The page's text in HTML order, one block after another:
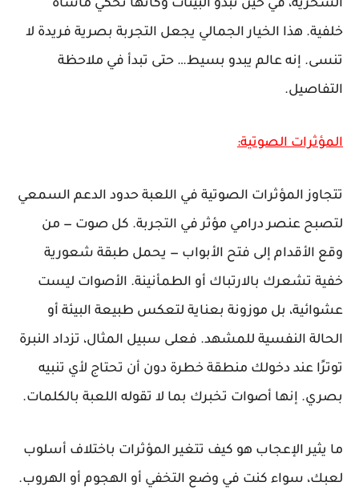
السخرية، في حين تبدو البيئات وكأنها تحكي مأساة
خلفية. هذا الخيار الجمالي يجعل التجربة بصرية فريدة لا
تنسى. إنه عالم يبدو بسيط… حتى تبدأ في ملاحظة
التفاصيل.
المؤثرات الصوتية:
تتجاوز المؤثرات الصوتية في اللعبة حدود الدعم السمعي
لتصبح عنصر درامي مؤثر في التجربة. كل صوت — من
وقع الأقدام إلى فتح الأبواب — يحمل طبقة شعورية
خفية تشعرك بالارتباك أو الطمأنينة. الأصوات ليست
عشوائية، بل موزونة بعناية لتعكس طبيعة البيئة أو
الحالة النفسية للمشهد. فعلى سبيل المثال، تزداد النبرة
توترًا عند دخولك منطقة خطرة دون أن تحتاج لأي تنبيه
بصري. إنها أصوات تخبرك بما لا تقوله اللعبة بالكلمات.
ما يثير الإعجاب هو كيف تتغير المؤثرات باختلاف أسلوب
لعبك، سواء كنت في وضع التخفي أو الهجوم أو الهروب.